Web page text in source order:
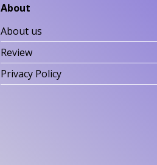
About
About us
Review
Privacy Policy